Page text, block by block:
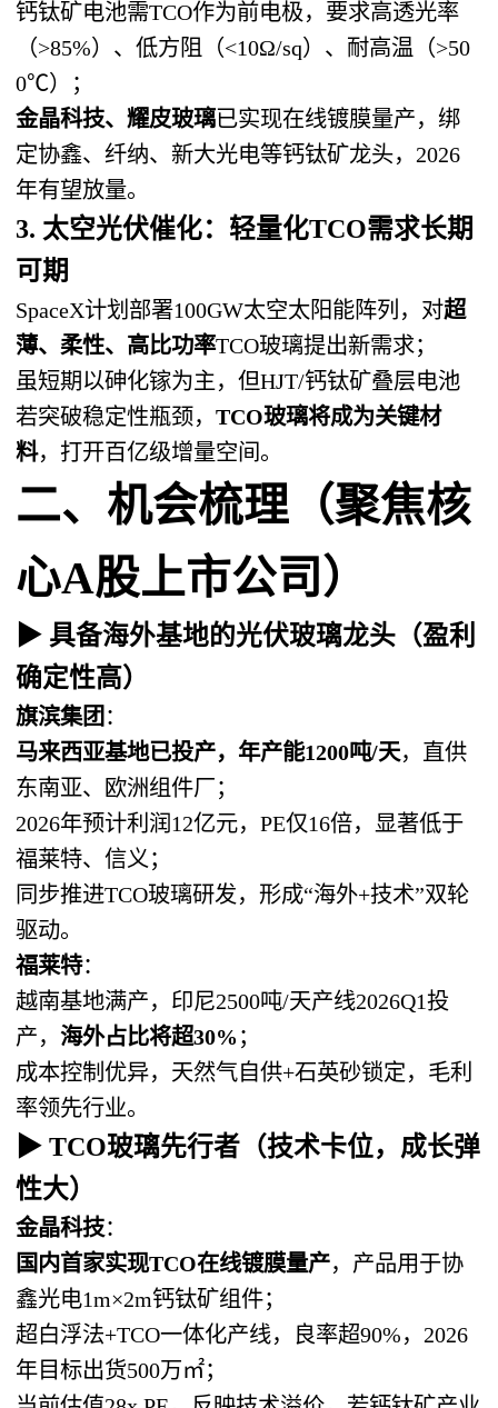
钙钛矿电池需TCO作为前电极，要求高透光率
（>85%）、低方阻（<10Ω/sq）、耐高温（>50
0℃）；
金晶科技、耀皮玻璃已实现在线镀膜量产，绑
定协鑫、纤纳、新大光电等钙钛矿龙头，2026
年有望放量。
3. 太空光伏催化：轻量化TCO需求长期
可期
SpaceX计划部署100GW太空太阳能阵列，对超
薄、柔性、高比功率TCO玻璃提出新需求；
虽短期以砷化镓为主，但HJT/钙钛矿叠层电池
若突破稳定性瓶颈，TCO玻璃将成为关键材
料，打开百亿级增量空间。
二、机会梳理（聚焦核
心A股上市公司）
▶ 具备海外基地的光伏玻璃龙头（盈利
确定性高）
旗滨集团 ：
马来西亚基地已投产，年产能1200吨/天，直供
东南亚、欧洲组件厂；
2026年预计利润12亿元，PE仅16倍，显著低于
福莱特、信义；
同步推进TCO玻璃研发，形成“海外+技术”双轮
驱动。
福莱特：
越南基地满产，印尼2500吨/天产线2026Q1投
产，海外占比将超30% ；
成本控制优异，天然气自供+石英砂锁定，毛利
率领先行业。
▶ TCO玻璃先行者（技术卡位，成长弹
性大）
金晶科技：
国内首家实现TCO在线镀膜量产，产品用于协
鑫光电1m×2m钙钛矿组件；
超白浮法+TCO一体化产线，良率超90%，2026
年目标出货500万㎡；